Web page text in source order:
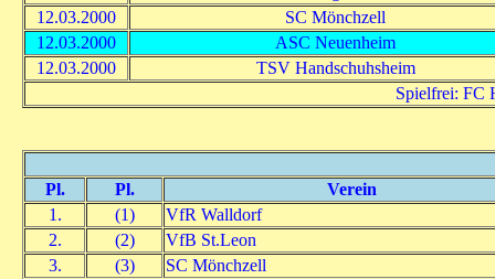
12.03.2000
SC Mönchzell
12.03.2000
ASC Neuenheim
12.03.2000
TSV Handschuhsheim
Spielfrei: FC
Pl. Pl.
Verein
1.
(1)
VfR Walldorf
2.
(2)
VfB St.Leon
3.
(3)
SC Mönchzell